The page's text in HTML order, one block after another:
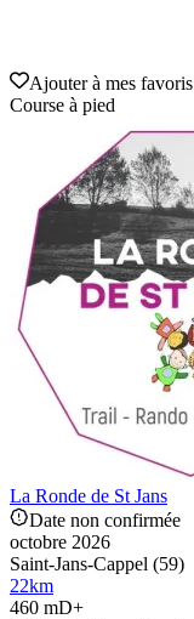
Ajouter à mes favoris
Course à pied
La Ronde de St Jans
Date non confirmée
octobre 2026
Saint-Jans-Cappel (59)
22km
460 mD+